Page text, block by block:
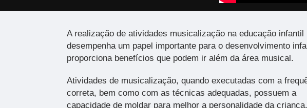
A realização de atividades musicalização na educação infantil
desempenha um papel importante para o desenvolvimento
proporciona benefícios que podem ir além da área musical.
Atividades de musicalização, quando executadas com a
correta, bem como com as técnicas adequadas, possuem a
capacidade de moldar para melhor a personalidade da criança,